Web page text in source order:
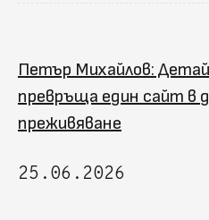
Петър Михайлов:
превръща един сайт в
преживяване
25.06.2026